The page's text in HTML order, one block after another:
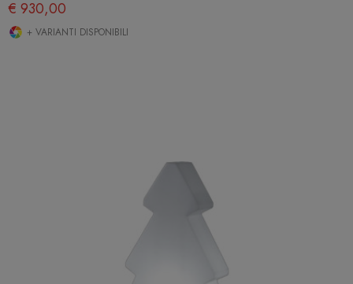
€ 930,00
+ VARIANTI DISPONIBILI